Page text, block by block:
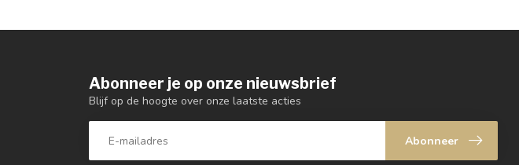
Abonneer je op onze nieuwsbrief
Blijf op de hoogte over onze laatste acties
Abonneer